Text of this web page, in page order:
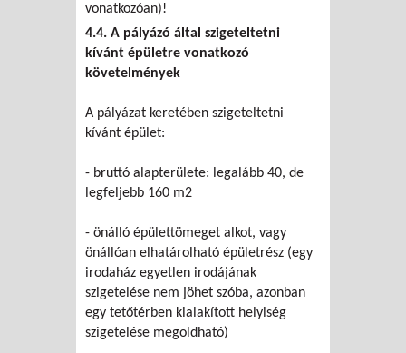
vonatkozóan)!
4.4. A pályázó által szigeteltetni
kívánt épületre vonatkozó
követelmények
A pályázat keretében szigeteltetni
kívánt épület:
- bruttó alapterülete: legalább 40, de
legfeljebb 160 m2
- önálló épülettömeget alkot, vagy
önállóan elhatárolható épületrész (egy
irodaház egyetlen irodájának
szigetelése nem jöhet szóba, azonban
egy tetőtérben kialakított helyiség
szigetelése megoldható)